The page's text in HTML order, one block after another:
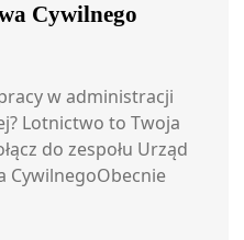
Cywilnego
w administracji
Lotnictwo to Twoja
do zespołu Urząd
CywilnegoObecnie